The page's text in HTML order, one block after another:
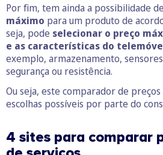
Por fim, tem ainda a possibilidade de
máximo para um produto de
seja, pode selecionar o preço
e as características do
exemplo, armazenamento,
segurança ou resistência.
Ou seja, este comparador de
escolhas possíveis por parte do
4 sites para comparar